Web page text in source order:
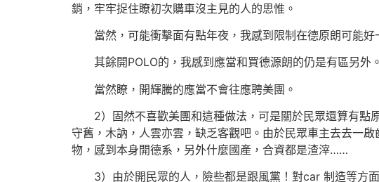
銷，牢牢捉住瞭初次購車沒主見的人的思惟。
當然，可能衝擊面有點年夜，我感到限制在德原朗可能好
其餘開POLO的，我感到應當和買德源朗的仍是有區另外。
當然瞭，開輝騰的應當不會往應聘美團。
2）固然不喜歡美團和這種做法，可是關於民眾還算有點
守舊，木訥，人雲亦雲，缺乏客觀吧。由於民眾車主去去一
物，感到本身開德系，另外什麼國產，合資都是渣滓……
3）由於開民眾的人，險些都是跟風黨！對car 制造等方